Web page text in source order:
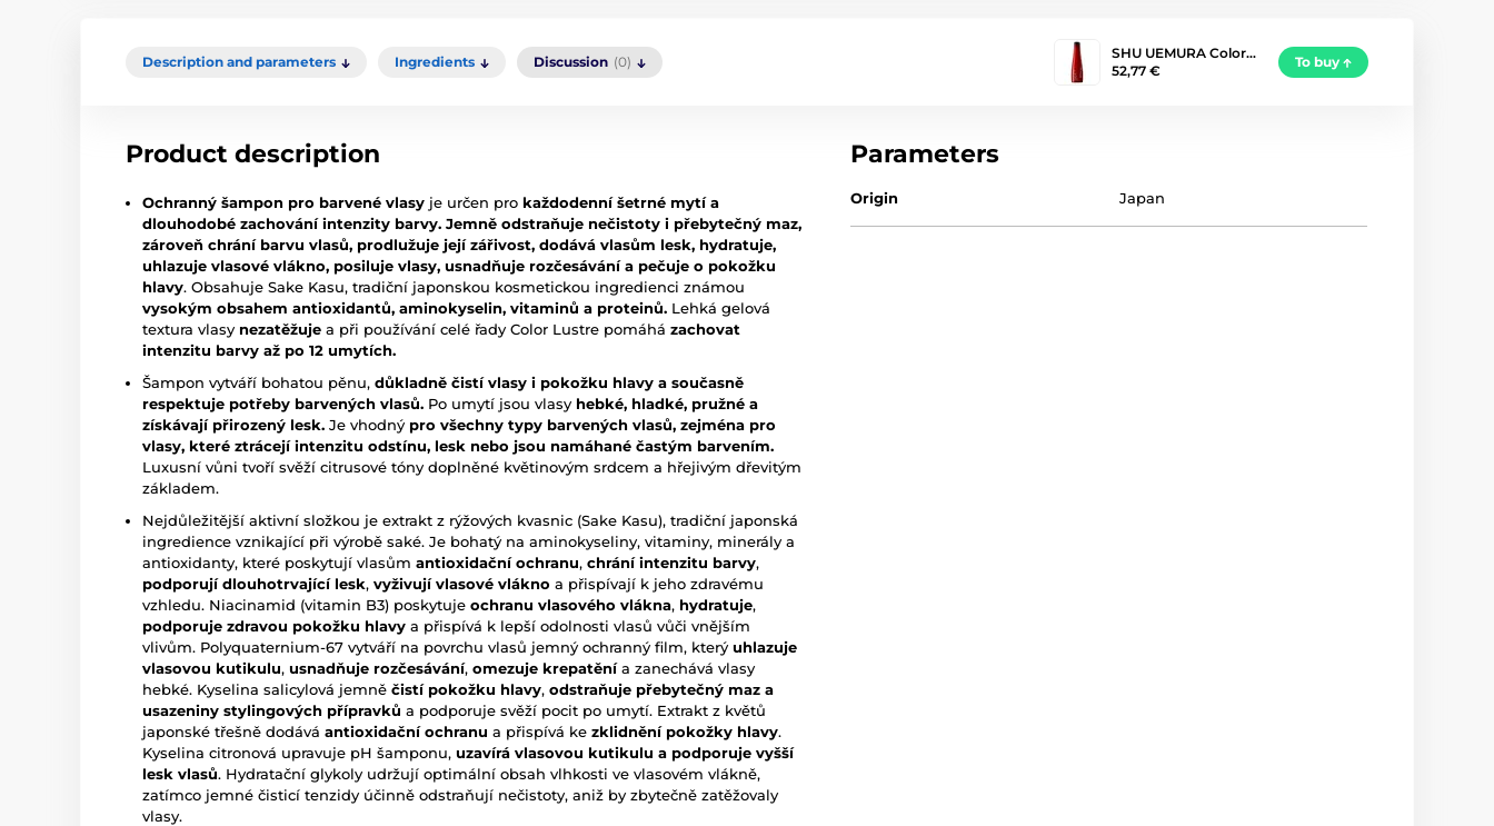
Description and parameters Ingredients Discussion (0)
SHU UEMURA Color…
52,77 €
To buy
Product description
Ochranný šampon pro barvené vlasy je určen pro každodenní šetrné mytí a
dlouhodobé zachování intenzity barvy. Jemně odstraňuje nečistoty i přebytečný maz,
zároveň chrání barvu vlasů, prodlužuje její zářivost, dodává vlasům lesk, hydratuje,
uhlazuje vlasové vlákno, posiluje vlasy, usnadňuje rozčesávání a pečuje o pokožku
hlavy. Obsahuje Sake Kasu, tradiční japonskou kosmetickou ingredienci známou
vysokým obsahem antioxidantů, aminokyselin, vitaminů a proteinů. Lehká gelová
textura vlasy nezatěžuje a při používání celé řady Color Lustre pomáhá zachovat
intenzitu barvy až po 12 umytích.
Šampon vytváří bohatou pěnu, důkladně čistí vlasy i pokožku hlavy a současně
respektuje potřeby barvených vlasů. Po umytí jsou vlasy hebké, hladké, pružné a
získávají přirozený lesk. Je vhodný pro všechny typy barvených vlasů, zejména pro
vlasy, které ztrácejí intenzitu odstínu, lesk nebo jsou namáhané častým barvením.
Luxusní vůni tvoří svěží citrusové tóny doplněné květinovým srdcem a hřejivým dřevitým
základem.
Nejdůležitější aktivní složkou je extrakt z rýžových kvasnic (Sake Kasu), tradiční japonská
ingredience vznikající při výrobě saké. Je bohatý na aminokyseliny, vitaminy, minerály a
antioxidanty, které poskytují vlasům antioxidační ochranu, chrání intenzitu barvy,
podporují dlouhotrvající lesk, vyživují vlasové vlákno a přispívají k jeho zdravému
vzhledu. Niacinamid (vitamin B3) poskytuje ochranu vlasového vlákna, hydratuje,
podporuje zdravou pokožku hlavy a přispívá k lepší odolnosti vlasů vůči vnějším
vlivům. Polyquaternium-67 vytváří na povrchu vlasů jemný ochranný film, který uhlazuje
vlasovou kutikulu, usnadňuje rozčesávání, omezuje krepatěnía zanechává vlasy
hebké. Kyselina salicylová jemně čistí pokožku hlavy, odstraňuje přebytečný maz a
usazeniny stylingových přípravků a podporuje svěží pocit po umytí. Extrakt z květů
japonské třešně dodává antioxidační ochranu a přispívá ke zklidnění pokožky hlavy.
Kyselina citronová upravuje pH šamponu, uzavírá vlasovou kutikulu a podporuje vyšší
lesk vlasů. Hydratační glykoly udržují optimální obsah vlhkosti ve vlasovém vlákně,
zatímco jemné čisticí tenzidy účinně odstraňují nečistoty, aniž by zbytečně zatěžovaly
vlasy.
Parameters
Origin Japan